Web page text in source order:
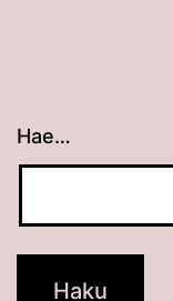
Hae…
Kun tuloksia